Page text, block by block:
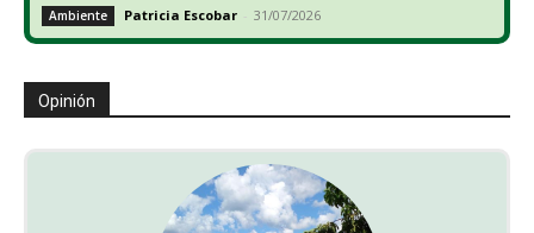
Ambiente Patricia Escobar - 31/07/2026
Opinión